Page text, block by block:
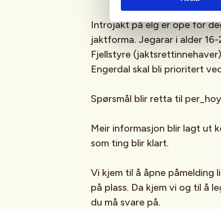
Introjakt på elg er ope for
jaktforma. Jegarar i alder
Fjellstyre
Engerdal skal bli prioritert
Spørsmål blir retta til
Meir informasjon blir lagt ut
som ting blir klart.
Vi kjem til å åpne påmelding
på plass. Da kjem vi og til å
du må svare på.